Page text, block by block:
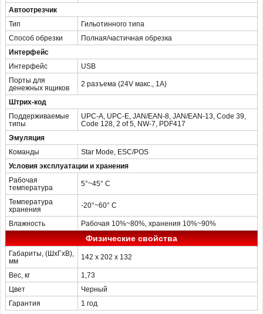
Автоотрезчик
Тип
Гильотинного типа
Способ обрезки
Полная/частичная обрезка
Интерфейс
Интерфейс
USB
Порты для
денежных ящиков
2 разъема (24V макс., 1A)
Штрих-код
Поддерживаемые
типы
UPC-A, UPC-E, JAN/EAN-8, JAN/EAN-13, Code 39,
Code 128, 2 of 5, NW-7, PDF417
Эмуляция
Команды
Star Mode, ESC/POS
Условия эксплуатации и хранения
Рабочая
температура
5°~45° C
Температура
хранения
-20°~60° C
Влажность Рабочая 10%~80%, хранения 10%~90%
Физические свойства
Габариты, (ШхГхВ),
мм
142 х 202 х 132
Вес, кг
1,73
Цвет
Черный
Гарантия
1 год